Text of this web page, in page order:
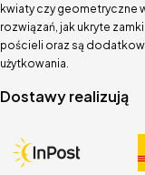
kwiaty czy geometryczne
rozwiązań, jak ukryte
pościeli oraz są
użytkowania.
Dostawy realizują